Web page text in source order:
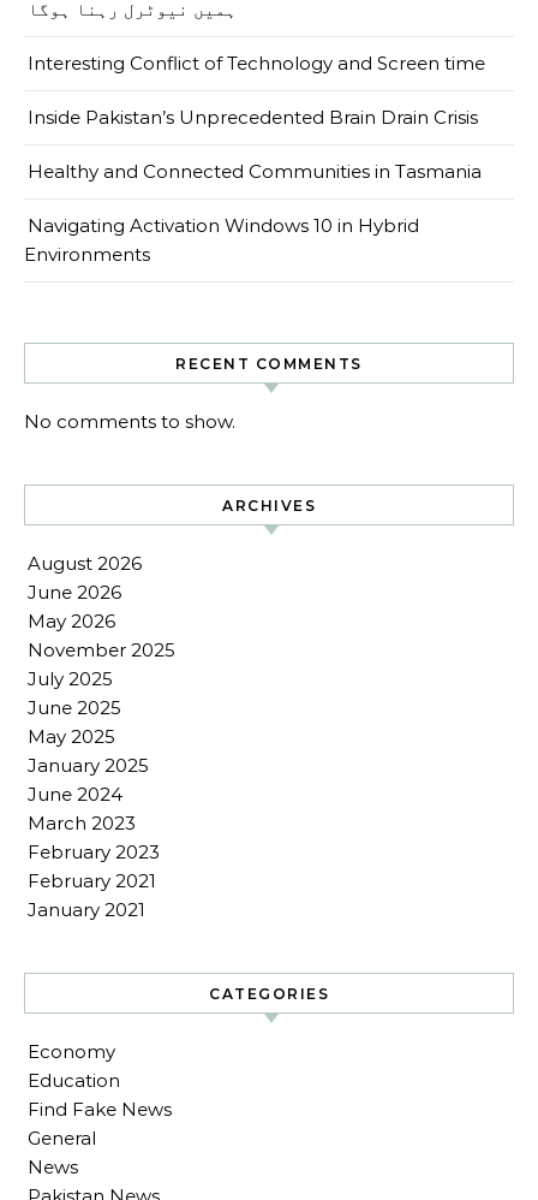
ہمیں نیوٹرل رہنا ہوگا
Interesting Conflict of Technology and Screen time
Inside Pakistan’s Unprecedented Brain Drain Crisis
Healthy and Connected Communities in Tasmania
Navigating Activation Windows 10 in Hybrid
Environments
RECENT COMMENTS
No comments to show.
ARCHIVES
August 2026
June 2026
May 2026
November 2025
July 2025
June 2025
May 2025
January 2025
June 2024
March 2023
February 2023
February 2021
January 2021
CATEGORIES
Economy
Education
Find Fake News
General
News